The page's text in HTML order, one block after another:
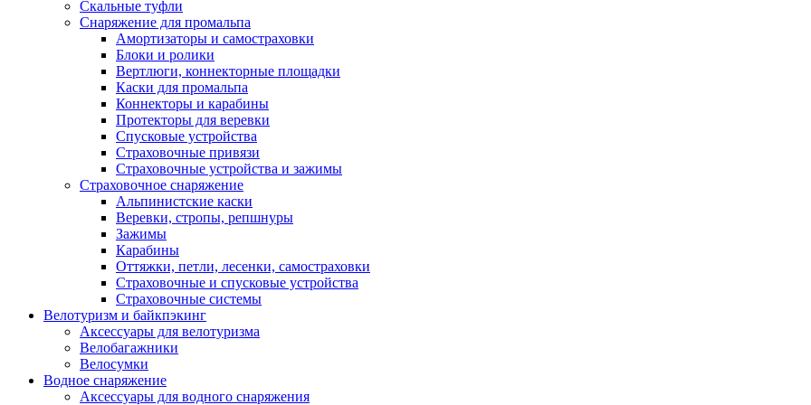
Скальные туфли
Снаряжение для промальпа
Амортизаторы и самостраховки
Блоки и ролики
Вертлюги, коннекторные площадки
Каски для промальпа
Коннекторы и карабины
Протекторы для веревки
Спусковые устройства
Страховочные привязи
Страховочные устройства и зажимы
Страховочное снаряжение
Альпинистские каски
Веревки, стропы, репшнуры
Зажимы
Карабины
Оттяжки, петли, лесенки, самостраховки
Страховочные и спусковые устройства
Страховочные системы
Велотуризм и байкпэкинг
Аксессуары для велотуризма
Велобагажники
Велосумки
Водное снаряжение
Аксессуары для водного снаряжения